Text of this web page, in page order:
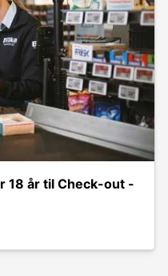
18 år til Check-out -